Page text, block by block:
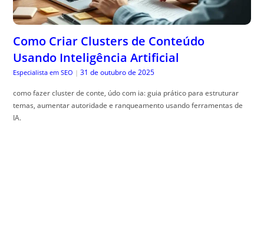
Como Criar Clusters de Conteúdo
Usando Inteligência Artificial
Especialista em SEO | 31 de outubro de 2025
como fazer cluster de conte, údo com ia: guia prático para estruturar
temas, aumentar autoridade e ranqueamento usando ferramentas de
IA.